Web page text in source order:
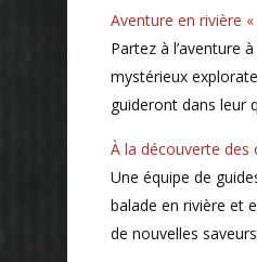
Aventure en rivière
Partez à l’aventure
mystérieux
guideront dans leur
À la découverte des
Une équipe de
balade en rivière et
de nouvelles